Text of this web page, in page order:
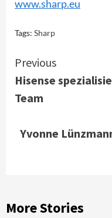
www.sharp.eu
Tags: Sharp
Continue
Reading
Previous
Hisense
Team
Yvonne
More Stories